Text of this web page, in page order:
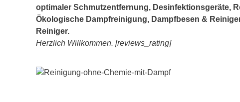
optimaler Schmutzentfernung, Desinfektionsgeräte,
Ökologische Dampfreinigung, Dampfbesen &
Reiniger.
Herzlich Willkommen. [reviews_rating]